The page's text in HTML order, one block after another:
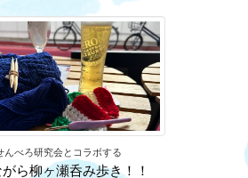
んべろ研究会とコラボする
ら柳ヶ瀬呑み歩き！！